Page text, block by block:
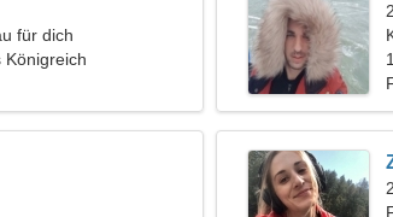
für dich
Königreich